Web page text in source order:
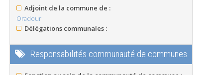
Adjoint de la commune de :
Oradour
Délégations communales :
Responsabilités communauté de communes